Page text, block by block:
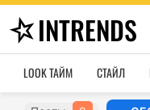
INTRENDS
LOOK ТАЙМ СТАЙЛ